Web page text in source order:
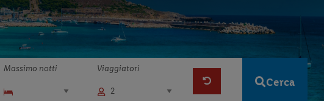
Massimo notti Viaggiatori
Cerca